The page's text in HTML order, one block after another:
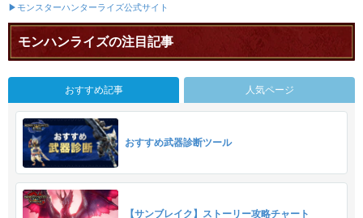
▶モンスターハンターライズ公式サイト
モンハンライズの注目記事
おすすめ記事 人気ページ
おすすめ武器診断ツール
【サンブレイク】ストーリー攻略チャート